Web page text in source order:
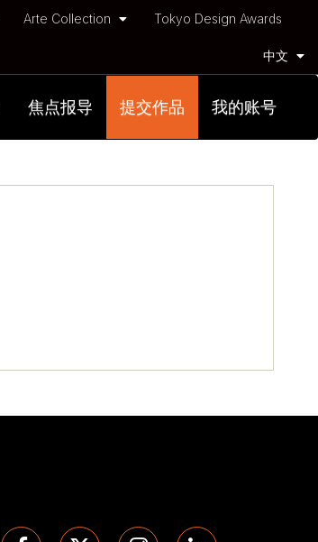
Arte Collection Tokyo Design Awards
中文
焦点报导 提交作品 我的账号